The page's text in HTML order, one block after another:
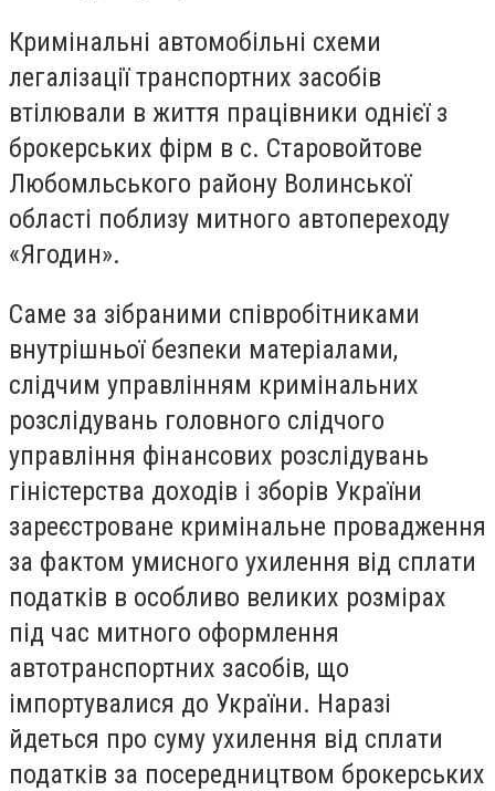
Кримінальні автомобільні схеми
легалізації транспортних засобів
втілювали в життя працівники однієї з
брокерських фірм в с. Старовойтове
Любомльського району Волинської
області поблизу митного автопереходу
«Ягодин».
Саме за зібраними співробітниками
внутрішньої безпеки матеріалами,
слідчим управлінням кримінальних
розслідувань головного слідчого
управління фінансових розслідувань
гіністерства доходів і зборів України
зареєстроване кримінальне провадження
за фактом умисного ухилення від сплати
податків в особливо великих розмірах
під час митного оформлення
автотранспортних засобів, що
імпортувалися до України. Наразі
йдеться про суму ухилення від сплати
податків за посередництвом брокерських